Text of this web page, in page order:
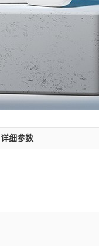
详细参数